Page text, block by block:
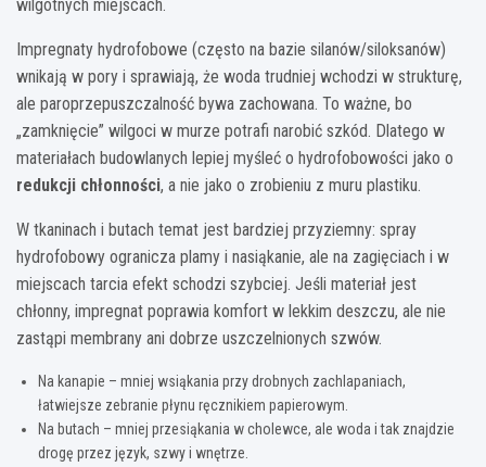
wilgotnych miejscach.
Impregnaty hydrofobowe (często na bazie silanów/siloksanów)
wnikają w pory i sprawiają, że woda trudniej wchodzi w strukturę,
ale paroprzepuszczalność bywa zachowana. To ważne, bo
„zamknięcie” wilgoci w murze potrafi narobić szkód. Dlatego w
materiałach budowlanych lepiej myśleć o hydrofobowości jako o
redukcji chłonności, a nie jako o zrobieniu z muru plastiku.
W tkaninach i butach temat jest bardziej przyziemny: spray
hydrofobowy ogranicza plamy i nasiąkanie, ale na zagięciach i w
miejscach tarcia efekt schodzi szybciej. Jeśli materiał jest
chłonny, impregnat poprawia komfort w lekkim deszczu, ale nie
zastąpi membrany ani dobrze uszczelnionych szwów.
Na kanapie – mniej wsiąkania przy drobnych zachlapaniach,
łatwiejsze zebranie płynu ręcznikiem papierowym.
Na butach – mniej przesiąkania w cholewce, ale woda i tak znajdzie
drogę przez język, szwy i wnętrze.